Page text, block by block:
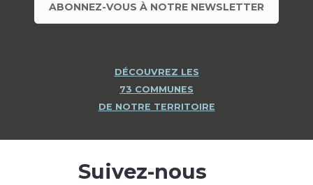
ABONNEZ-VOUS À NOTRE NEWSLETTER
DÉCOUVREZ LES
73 COMMUNES
DE NOTRE TERRITOIRE
Suivez-nous